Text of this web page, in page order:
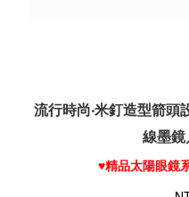
流行時尚‧米釘造型箭
線墨
♥️精品太陽眼鏡